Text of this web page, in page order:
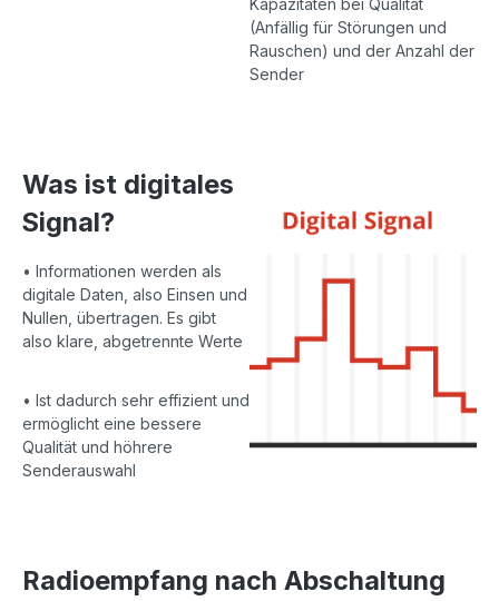
Kapazitäten bei Qualität
(Anfällig für Störungen und
Rauschen) und der Anzahl der
Sender
Was ist digitales
Signal?
• Informationen werden als
digitale Daten, also Einsen und
Nullen, übertragen. Es gibt
also klare, abgetrennte Werte
• Ist dadurch sehr effizient und
ermöglicht eine bessere
Qualität und höhrere
Senderauswahl
Radioempfang nach Abschaltung